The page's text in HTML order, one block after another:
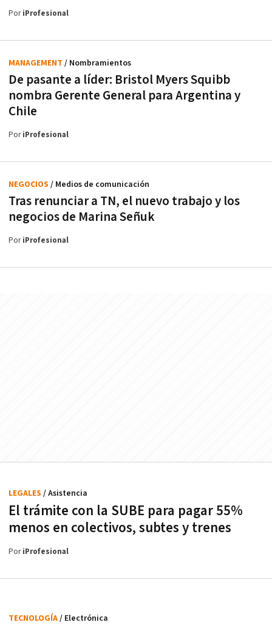
PoriProfesional
De pasante a líder: Bristol Myers Squibb
nombra Gerente General para Argentina y
Chile
MANAGEMENT / Nombramientos
PoriProfesional
Tras renunciar a TN, el nuevo trabajo y los
negocios de Marina Señuk
NEGOCIOS / Medios de comunicación
PoriProfesional
El trámite con la SUBE para pagar 55%
menos en colectivos, subtes y trenes
LEGALES / Asistencia
PoriProfesional
TECNOLOGÍA/ Electrónica